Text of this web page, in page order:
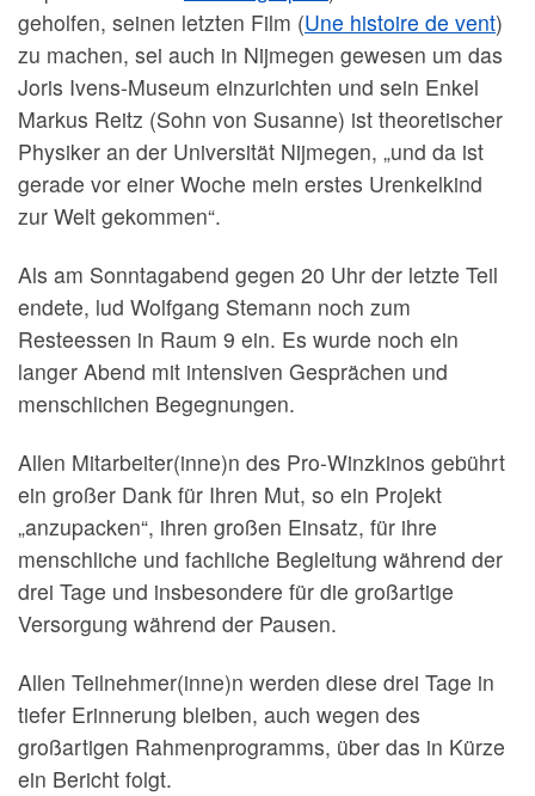
geholfen, seinen letzten Film (Une histoire de vent)
zu machen, sei auch in Nijmegen gewesen um das
Joris Ivens-Museum einzurichten und sein Enkel
Markus Reitz (Sohn von Susanne) ist theoretischer
Physiker an der Universität Nijmegen, „und da ist
gerade vor einer Woche mein erstes Urenkelkind
zur Welt gekommen“.
Als am Sonntagabend gegen 20 Uhr der letzte Teil
endete, lud Wolfgang Stemann noch zum
Resteessen in Raum 9 ein. Es wurde noch ein
langer Abend mit intensiven Gesprächen und
menschlichen Begegnungen.
Allen Mitarbeiter(inne)n des Pro-Winzkinos gebührt
ein großer Dank für Ihren Mut, so ein Projekt
„anzupacken“, ihren großen Einsatz, für ihre
menschliche und fachliche Begleitung während der
drei Tage und insbesondere für die großartige
Versorgung während der Pausen.
Allen Teilnehmer(inne)n werden diese drei Tage in
tiefer Erinnerung bleiben, auch wegen des
großartigen Rahmenprogramms, über das in Kürze
ein Bericht folgt.